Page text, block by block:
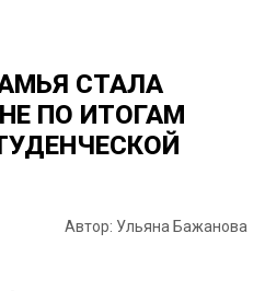
СТАЛА
ПО ИТОГАМ
Автор: Ульяна Бажанова